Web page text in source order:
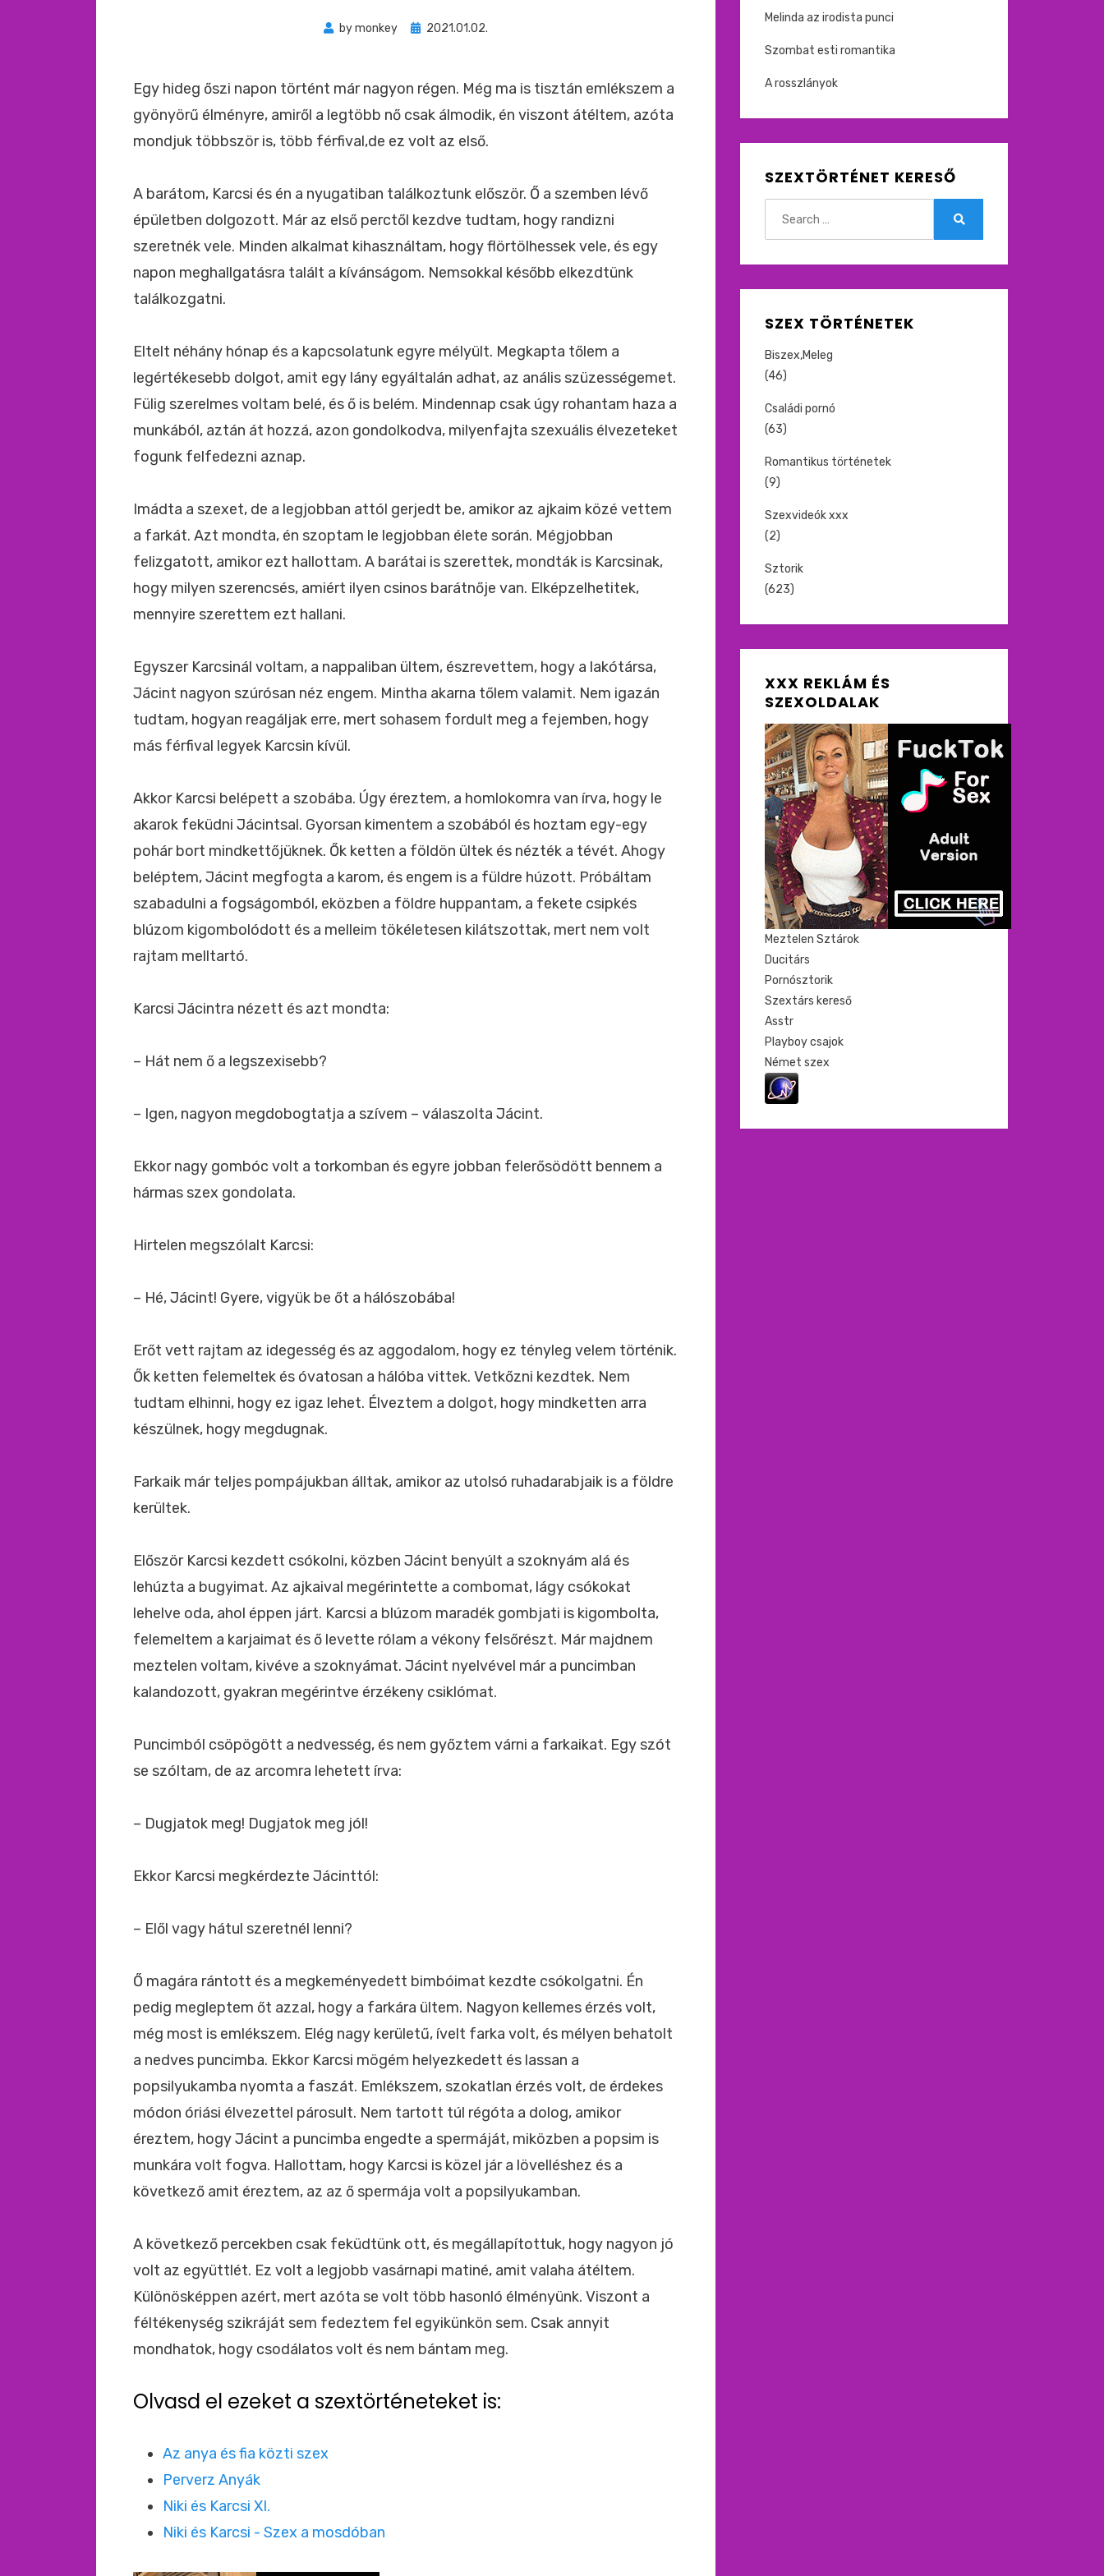
bymonkey
Beküldve
2021.01.02.
Egy hideg őszi napon történt már nagyon régen. Még ma is tisztán emlékszem a
gyönyörű élményre, amiről a legtöbb nő csak álmodik, én viszont átéltem, azóta
mondjuk többször is, több férfival,de ez volt az első.
A barátom, Karcsi és én a nyugatiban találkoztunk először. Ő a szemben lévő
épületben dolgozott. Már az első perctől kezdve tudtam, hogy randizni
szeretnék vele. Minden alkalmat kihasználtam, hogy flörtölhessek vele, és egy
napon meghallgatásra talált a kívánságom. Nemsokkal később elkezdtünk
találkozgatni.
Eltelt néhány hónap és a kapcsolatunk egyre mélyült. Megkapta tőlem a
legértékesebb dolgot, amit egy lány egyáltalán adhat, az anális szüzességemet.
Fülig szerelmes voltam belé, és ő is belém. Mindennap csak úgy rohantam haza a
munkából, aztán át hozzá, azon gondolkodva, milyenfajta szexuális élvezeteket
fogunk felfedezni aznap.
Imádta a szexet, de a legjobban attól gerjedt be, amikor az ajkaim közé vettem
a farkát. Azt mondta, én szoptam le legjobban élete során. Mégjobban
felizgatott, amikor ezt hallottam. A barátai is szerettek, mondták is Karcsinak,
hogy milyen szerencsés, amiért ilyen csinos barátnője van. Elképzelhetitek,
mennyire szerettem ezt hallani.
Egyszer Karcsinál voltam, a nappaliban ültem, észrevettem, hogy a lakótársa,
Jácint nagyon szúrósan néz engem. Mintha akarna tőlem valamit. Nem igazán
tudtam, hogyan reagáljak erre, mert sohasem fordult meg a fejemben, hogy
más férfival legyek Karcsin kívül.
Akkor Karcsi belépett a szobába. Úgy éreztem, a homlokomra van írva, hogy le
akarok feküdni Jácintsal. Gyorsan kimentem a szobából és hoztam egy-egy
pohár bort mindkettőjüknek. Ők ketten a földön ültek és nézték a tévét. Ahogy
beléptem, Jácint megfogta a karom, és engem is a füldre húzott. Próbáltam
szabadulni a fogságomból, eközben a földre huppantam, a fekete csipkés
blúzom kigombolódott és a melleim tökéletesen kilátszottak, mert nem volt
rajtam melltartó.
Karcsi Jácintra nézett és azt mondta:
– Hát nem ő a legszexisebb?
– Igen, nagyon megdobogtatja a szívem – válaszolta Jácint.
Ekkor nagy gombóc volt a torkomban és egyre jobban felerősödött bennem a
hármas szex gondolata.
Hirtelen megszólalt Karcsi:
– Hé, Jácint! Gyere, vigyük be őt a hálószobába!
Erőt vett rajtam az idegesség és az aggodalom, hogy ez tényleg velem történik.
Ők ketten felemeltek és óvatosan a hálóba vittek. Vetkőzni kezdtek. Nem
tudtam elhinni, hogy ez igaz lehet. Élveztem a dolgot, hogy mindketten arra
készülnek, hogy megdugnak.
Farkaik már teljes pompájukban álltak, amikor az utolsó ruhadarabjaik is a földre
kerültek.
Először Karcsi kezdett csókolni, közben Jácint benyúlt a szoknyám alá és
lehúzta a bugyimat. Az ajkaival megérintette a combomat, lágy csókokat
lehelve oda, ahol éppen járt. Karcsi a blúzom maradék gombjati is kigombolta,
felemeltem a karjaimat és ő levette rólam a vékony felsőrészt. Már majdnem
meztelen voltam, kivéve a szoknyámat. Jácint nyelvével már a puncimban
kalandozott, gyakran megérintve érzékeny csiklómat.
Puncimból csöpögött a nedvesség, és nem győztem várni a farkaikat. Egy szót
se szóltam, de az arcomra lehetett írva:
– Dugjatok meg! Dugjatok meg jól!
Ekkor Karcsi megkérdezte Jácinttól:
– Elől vagy hátul szeretnél lenni?
Ő magára rántott és a megkeményedett bimbóimat kezdte csókolgatni. Én
pedig megleptem őt azzal, hogy a farkára ültem. Nagyon kellemes érzés volt,
még most is emlékszem. Elég nagy kerületű, ívelt farka volt, és mélyen behatolt
a nedves puncimba. Ekkor Karcsi mögém helyezkedett és lassan a
popsilyukamba nyomta a faszát. Emlékszem, szokatlan érzés volt, de érdekes
módon óriási élvezettel párosult. Nem tartott túl régóta a dolog, amikor
éreztem, hogy Jácint a puncimba engedte a spermáját, miközben a popsim is
munkára volt fogva. Hallottam, hogy Karcsi is közel jár a lövelléshez és a
következő amit éreztem, az az ő spermája volt a popsilyukamban.
A következő percekben csak feküdtünk ott, és megállapítottuk, hogy nagyon jó
volt az együttlét. Ez volt a legjobb vasárnapi matiné, amit valaha átéltem.
Különösképpen azért, mert azóta se volt több hasonló élményünk. Viszont a
féltékenység szikráját sem fedeztem fel egyikünkön sem. Csak annyit
mondhatok, hogy csodálatos volt és nem bántam meg.
Olvasd el ezeket a szextörténeteket is:
Az anya és fia közti szex
Perverz Anyák
Niki és Karcsi XI.
Niki és Karcsi - Szex a mosdóban
Melinda az irodista punci
Szombat esti romantika
A rosszlányok
SZEXTÖRTÉNET KERESŐ
SZEX TÖRTÉNETEK
Biszex,Meleg
(46)
Családi pornó
(63)
Romantikus történetek
(9)
Szexvideók xxx
(2)
Sztorik
(623)
XXX REKLÁM ÉS
SZEXOLDALAK
Meztelen Sztárok
Ducitárs
Pornósztorik
Szextárs kereső
Asstr
Playboy csajok
Német szex